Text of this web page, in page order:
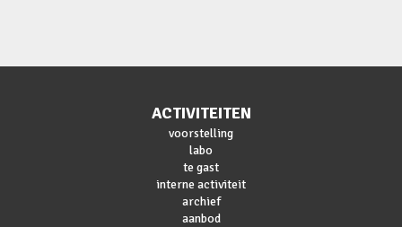
ACTIVITEITEN
voorstelling
labo
te gast
interne activiteit
archief
aanbod